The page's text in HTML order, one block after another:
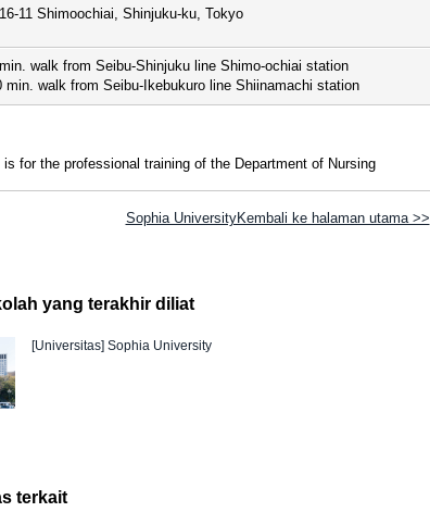
11 Shimoochiai, Shinjuku-ku, Tokyo
walk from Seibu-Shinjuku line Shimo-ochiai station
min. walk from Seibu-Ikebukuro line Shiinamachi station
for the professional training of the Department of Nursing
Sophia UniversityKembali ke halaman utama >>
yang terakhir diliat
[Universitas] Sophia University
terkait